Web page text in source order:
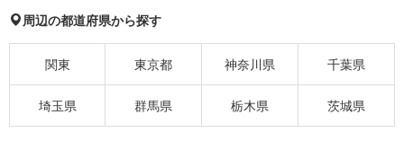
周辺の都道府県から探す
関東 東京都 神奈川県 千葉県
埼玉県 群馬県 栃木県 茨城県